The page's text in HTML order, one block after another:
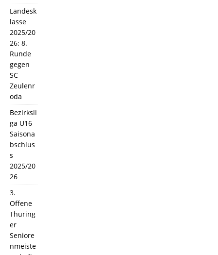
Landesk
lasse
2025/20
26: 8.
Runde
gegen
SC
Zeulenr
oda
Bezirksli
ga U16
Saisona
bschlus
s
2025/20
26
3.
Offene
Thüring
er
Seniore
nmeiste